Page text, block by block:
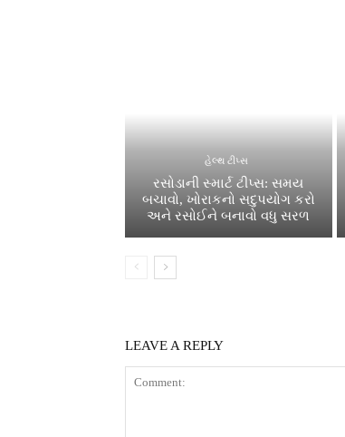
હેલ્થ ટીપ્સ
રસોડાની સ્માર્ટ ટીપ્સ: સમય
બચાવો, ખોરાકનો સદુપયોગ કરો
અને રસોઈને બનાવો વધુ સરળ
LEAVE A REPLY